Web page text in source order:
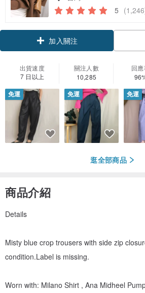
5
加入關注
出貨速度
7 日以上
關注人數
10,285
回
免運 免運 免運
逛全部商品
商品介紹
Details
Misty blue crop trousers with side zip
condition.Label is missing.
Worn with: Milano Shirt , Ana Midheel